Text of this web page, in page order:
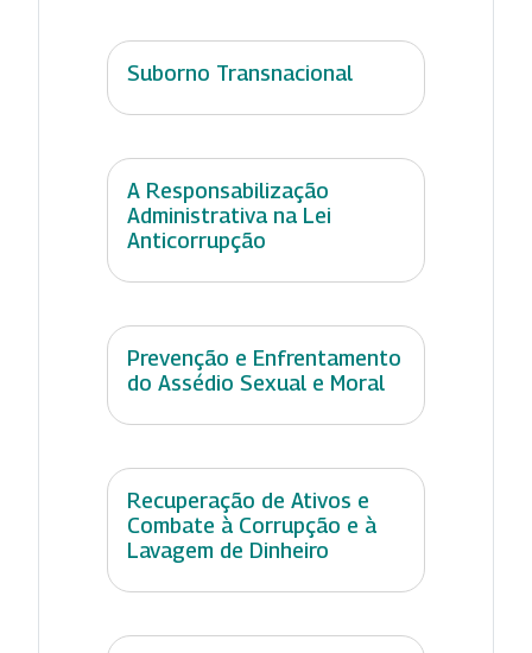
Suborno Transnacional
A Responsabilização
Administrativa na Lei
Anticorrupção
Prevenção e Enfrentamento
do Assédio Sexual e Moral
Recuperação de Ativos e
Combate à Corrupção e à
Lavagem de Dinheiro